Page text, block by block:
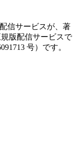
信サービスが、著
版配信サービスで
号）です。